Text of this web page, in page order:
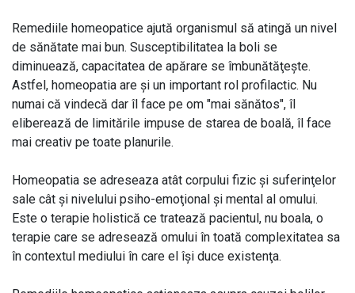
Remediile homeopatice ajută organismul să atingă un nivel
de sănătate mai bun. Susceptibilitatea la boli se
diminuează, capacitatea de apărare se îmbunătăţeşte.
Astfel, homeopatia are şi un important rol profilactic. Nu
numai că vindecă dar îl face pe om "mai sănătos", îl
eliberează de limitările impuse de starea de boală, îl face
mai creativ pe toate planurile.
Homeopatia se adreseaza atât corpului fizic şi suferinţelor
sale cât şi nivelului psiho-emoţional şi mental al omului.
Este o terapie holistică ce tratează pacientul, nu boala, o
terapie care se adresează omului în toată complexitatea sa
în contextul mediului în care el îşi duce existenţa.